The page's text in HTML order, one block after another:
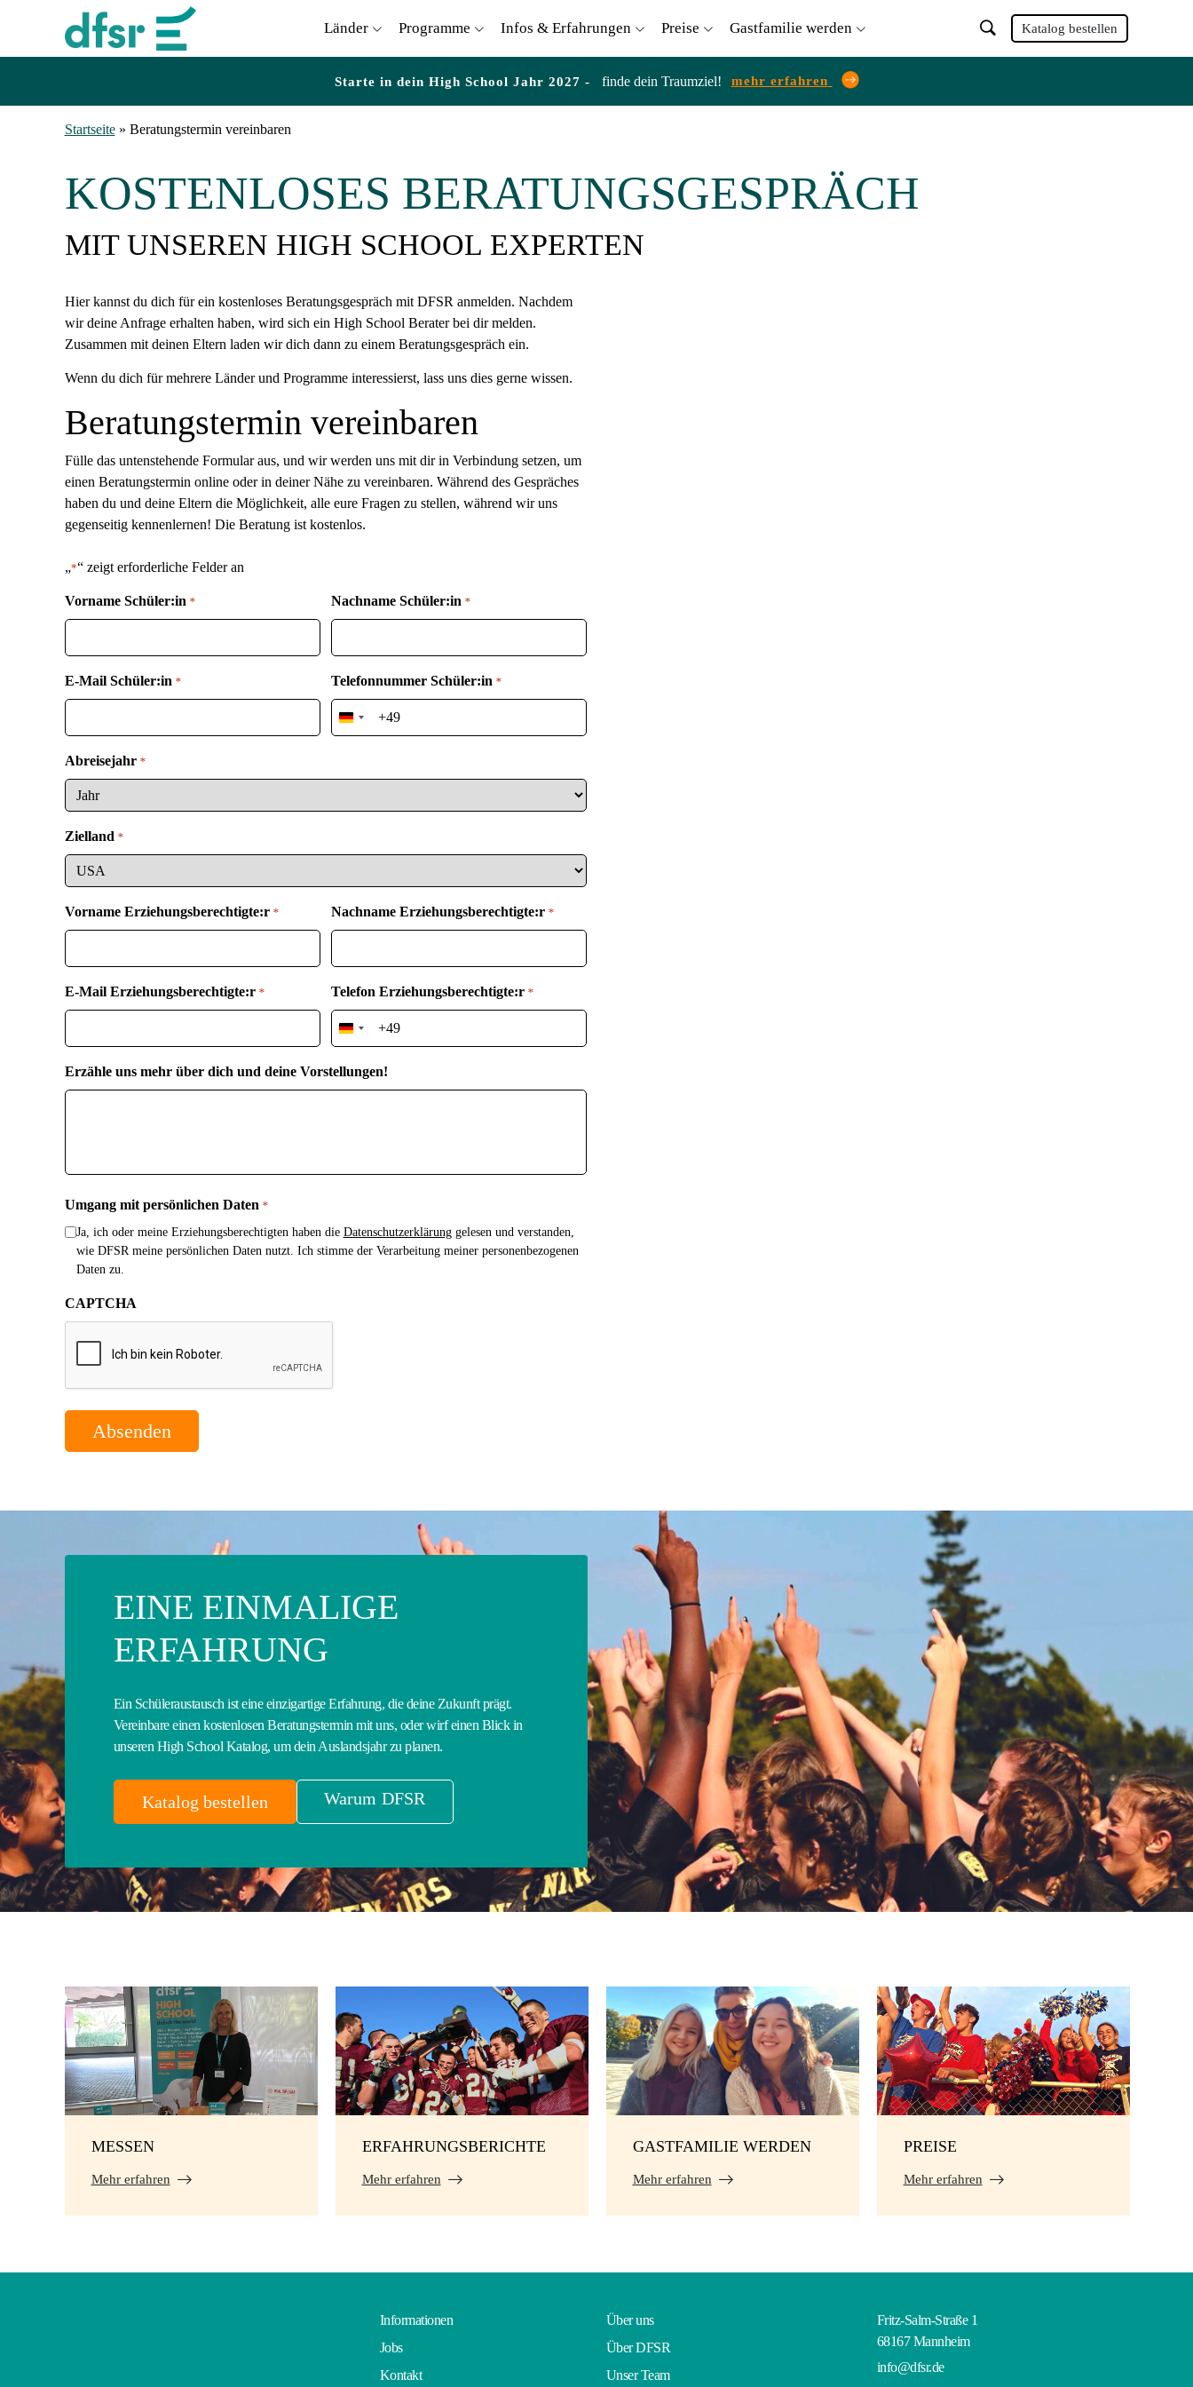
Länder Programme Infos & Erfahrungen Preise Gastfamilie werden Katalog bestellen
Starte in dein High School Jahr 2027 - finde dein Traumziel! mehr erfahren
Startseite» Beratungstermin vereinbaren
KOSTENLOSES BERATUNGSGESPRÄCH
MIT UNSEREN HIGH SCHOOL EXPERTEN
Hier kannst du dich für ein kostenloses Beratungsgespräch mit DFSR anmelden. Nachdem
wir deine Anfrage erhalten haben, wird sich ein High School Berater bei dir melden.
Zusammen mit deinen Eltern laden wir dich dann zu einem Beratungsgespräch ein.
Wenn du dich für mehrere Länder und Programme interessierst, lass uns dies gerne wissen.
Beratungstermin vereinbaren
Fülle das untenstehende Formular aus, und wir werden uns mit dir in Verbindung setzen, um
einen Beratungstermin online oder in deiner Nähe zu vereinbaren. Während des Gespräches
haben du und deine Eltern die Möglichkeit, alle eure Fragen zu stellen, während wir uns
gegenseitig kennenlernen! Die Beratung ist kostenlos.
„*“ zeigt erforderliche Felder an
Vorname Schüler:in * Nachname Schüler:in *
E-Mail Schüler:in * Telefonnummer Schüler:in *
Germany
+49
Abreisejahr *
Zielland *
Vorname Erziehungsberechtigte:r * Nachname Erziehungsberechtigte:r *
E-Mail Erziehungsberechtigte:r * Telefon Erziehungsberechtigte:r *
Germany
+49
Erzähle uns mehr über dich und deine Vorstellungen!
Umgang mit persönlichen Daten *
Ja, ich oder meine Erziehungsberechtigten haben die Datenschutzerklärunggelesen und verstanden,
wie DFSR meine persönlichen Daten nutzt. Ich stimme der Verarbeitung meiner personenbezogenen
Daten zu.
CAPTCHA
EINE EINMALIGE
ERFAHRUNG
Ein Schüleraustausch ist eine einzigartige Erfahrung, die deine Zukunft prägt.
Vereinbare einen kostenlosen Beratungstermin mit uns, oder wirf einen Blick in
unseren High School Katalog, um dein Auslandsjahr zu planen.
Katalog bestellen Warum DFSR
MESSEN
Mehr erfahren
ERFAHRUNGSBERICHTE
Mehr erfahren
GASTFAMILIE WERDEN
Mehr erfahren
PREISE
Mehr erfahren
Informationen
Jobs
Kontakt
Über uns
Über DFSR
Unser Team
Fritz-Salm-Straße 1
68167 Mannheim
info@dfsr.de